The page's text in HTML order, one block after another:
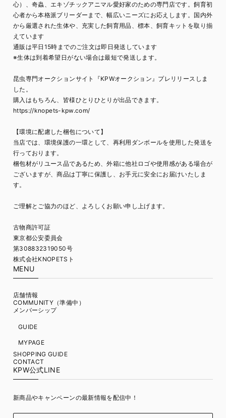
心）、奇蟲、エキゾチックアニマル愛好家のための専門店です。飼育初
心者から本格派ブリーダーまで、幅広いニーズにお応えします。国内外
から厳選された生体や、充実した飼育用品、標本、飼育キットを取り揃
えています
通販は平日15時までのご注文は即日発送しています
※生体は到着希望日がない場合は最短で発送します。
昆虫専門オークションサイト『KPWオークション』プレリリースしま
した。
購入はもちろん、皆様ひとりひとりが出品できます。
https://knopets-kpw.com/
【環境に配慮した梱包について】
当店では、環境保護の一環として、再利用ダンボールを使用した発送を
行っております。
梱包材がリユース品であるため、外箱に他社ロゴや使用感がある場合が
ございますが、商品は丁寧に保護し、お手元に安全にお届けいたしま
す。
ご理解とご協力のほど、よろしくお願い申し上げます。
古物商許可証
東京都公安委員会
第308832319050号
株式会社KNOPETSト
MENU
店舗情報
COMMUNITY（準備中）
メンバーシップ
GUIDE
MYPAGE
SHOPPING GUIDE
CONTACT
KPW公式LINE
新商品やキャンペーンの最新情報を配信中！